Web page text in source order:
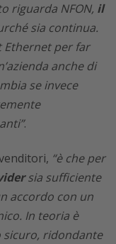
riguarda NFON, il
sia continua.
Ethernet per far
anche di
se invece
.
“è che per
sia sufficiente
accordo con un
In teoria è
sicuro, ridondante